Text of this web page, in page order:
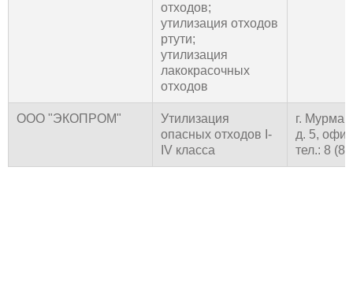
отходов;
утилизация отходов
ртути;
утилизация
лакокрасочных
отходов
ООО "ЭКОПРОМ"
Утилизация
опасных отходов I-
IV класса
г.
д. 5,
тел.: 8